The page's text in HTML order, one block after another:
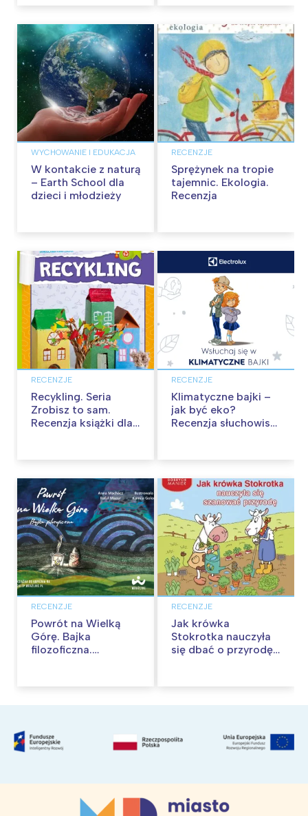
WYCHOWANIE I EDUKACJA
W kontakcie z naturą
– Earth School dla
dzieci i młodzieży
RECENZJE
Sprężynek na tropie
tajemnic. Ekologia.
Recenzja
RECENZJE
Recykling. Seria
Zrobisz to sam.
Recenzja książki dla
RECENZJE
Klimatyczne bajki –
jak być eko?
Recenzja słuchowisk
RECENZJE
Powrót na Wielką
Górę. Bajka
filozoficzna.
RECENZJE
Jak krówka
Stokrotka nauczyła
się dbać o przyrodę.